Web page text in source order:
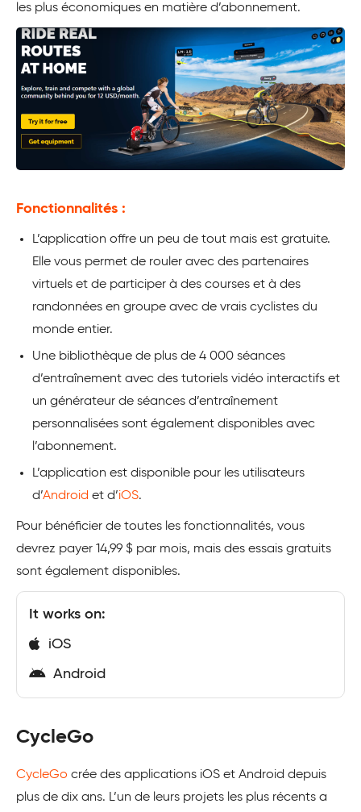
les plus économiques en matière d’abonnement.
Fonctionnalités :
L’application offre un peu de tout mais est gratuite.
Elle vous permet de rouler avec des partenaires
virtuels et de participer à des courses et à des
randonnées en groupe avec de vrais cyclistes du
monde entier.
Une bibliothèque de plus de 4 000 séances
d’entraînement avec des tutoriels vidéo interactifs et
un générateur de séances d’entraînement
personnalisées sont également disponibles avec
l’abonnement.
L’application est disponible pour les utilisateurs
d’Android et d’iOS.
Pour bénéficier de toutes les fonctionnalités, vous
devrez payer 14,99 $ par mois, mais des essais gratuits
sont également disponibles.
It works on:
iOS
Android
CycleGo
CycleGo crée des applications iOS et Android depuis
plus de dix ans. L’un de leurs projets les plus récents a